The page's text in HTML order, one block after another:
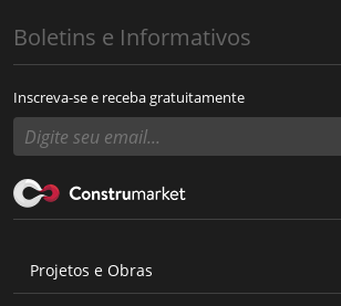
Boletins e Informativos
Inscreva-se e receba gratuitamente
Projetos e Obras